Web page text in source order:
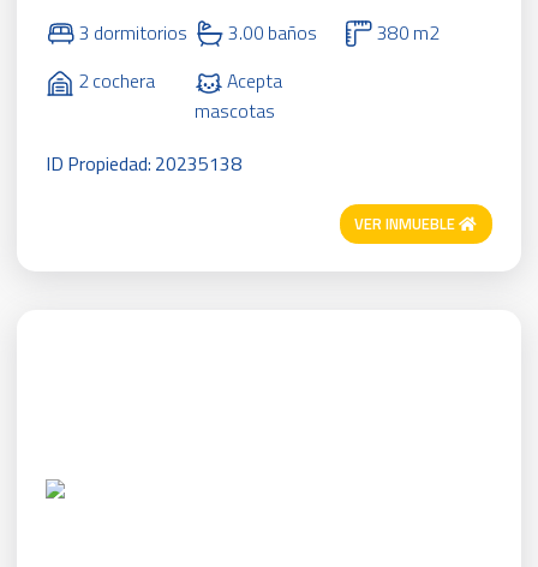
3 dormitorios 3.00 baños
380 m2
2 cochera
Acepta
mascotas
ID Propiedad: 20235138
VER INMUEBLE